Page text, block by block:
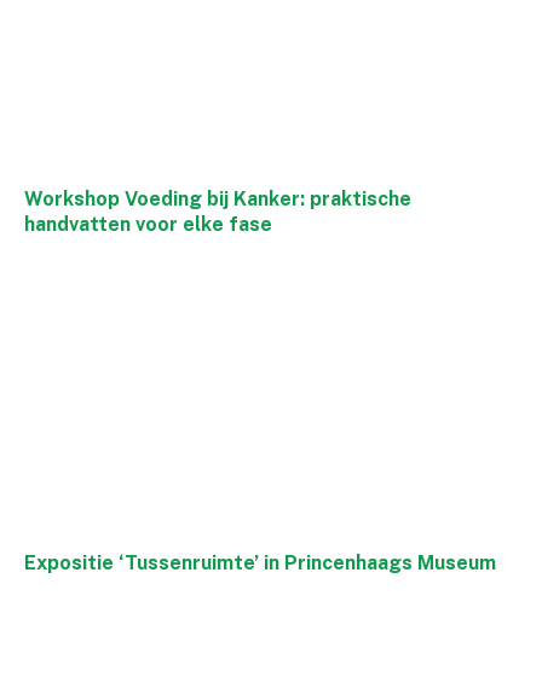
Workshop Voeding bij Kanker: praktische
handvatten voor elke fase
Expositie ‘Tussenruimte’ in Princenhaags Museum